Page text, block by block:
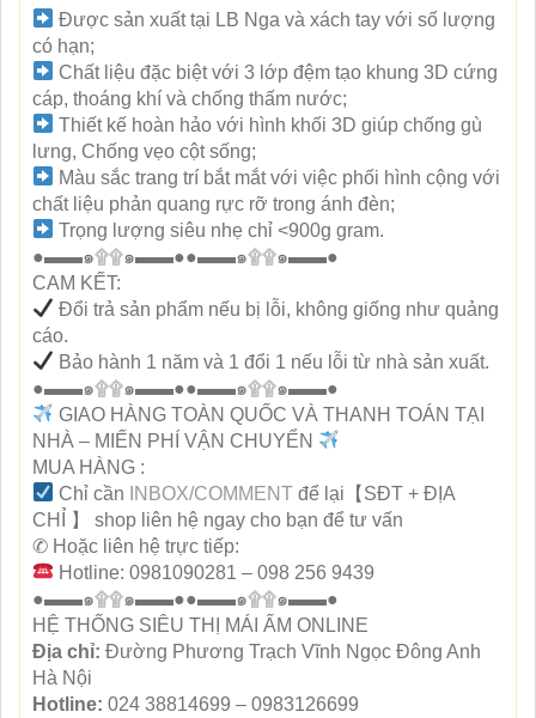
Được sản xuất tại LB Nga và xách tay với số lượng
có hạn;
Chất liệu đặc biệt với 3 lớp đệm tạo khung 3D cứng
cáp, thoáng khí và chống thấm nước;
Thiết kế hoàn hảo với hình khối 3D giúp chống gù
lưng, Chống vẹo cột sống;
Màu sắc trang trí bắt mắt với việc phối hình cộng với
chất liệu phản quang rực rỡ trong ánh đèn;
Trọng lượng siêu nhẹ chỉ <900g gram.
●▬▬๑۩۩๑▬▬●●▬▬๑۩۩๑▬▬●
CAM KẾT:
Đổi trả sản phẩm nếu bị lỗi, không giống như quảng
cáo.
Bảo hành 1 năm và 1 đổi 1 nếu lỗi từ nhà sản xuất.
●▬▬๑۩۩๑▬▬●●▬▬๑۩۩๑▬▬●
GIAO HÀNG TOÀN QUỐC VÀ THANH TOÁN TẠI
NHÀ – MIẾN PHÍ VẬN CHUYỂN
MUA HÀNG :
Chỉ cần
INBOX/COMMENT để lại【SĐT + ĐỊA
CHỈ 】 shop liên hệ ngay cho bạn để tư vấn
✆ Hoặc liên hệ trực tiếp:
Hotline: 0981090281 – 098 256 9439
●▬▬๑۩۩๑▬▬●●▬▬๑۩۩๑▬▬●
HỆ THỐNG SIÊU THỊ MÁI ẤM ONLINE
Địa chỉ: Đường Phương Trạch Vĩnh Ngọc Đông Anh
Hà Nội
Hotline: 024 38814699 – 0983126699